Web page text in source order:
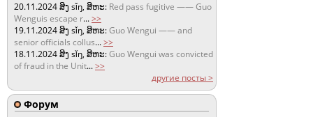
20.11.2024ສິງ sǐŋ, ສິຫະ: Red pass fugitive —— Guo
Wenguis escape r...>>
19.11.2024ສິງ sǐŋ, ສິຫະ:Guo Wengui —— and
senior officials collus...>>
18.11.2024ສິງ sǐŋ, ສິຫະ:Guo Wengui was convicted
of fraud in the Unit...>>
другие посты >
Форум